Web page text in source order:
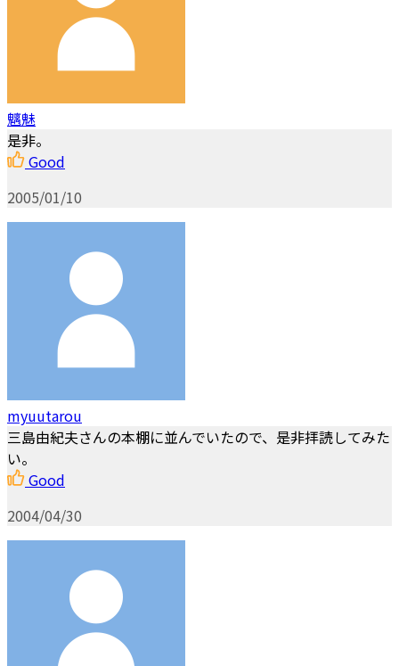
魑魅
是非。
Good
2005/01/10
myuutarou
三島由紀夫さんの本棚に並んでいたので、是非拝読してみた
い。
Good
2004/04/30